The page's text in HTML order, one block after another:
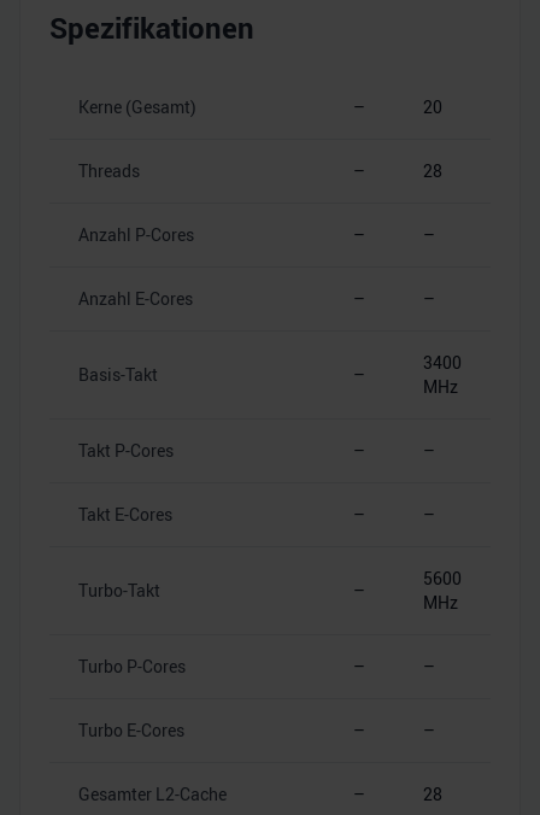
Spezifikationen
Kerne (Gesamt) – 20
Threads – 28
Anzahl P-Cores – –
Anzahl E-Cores – –
Basis-Takt –
3400
MHz
Takt P-Cores – –
Takt E-Cores – –
Turbo-Takt –
5600
MHz
Turbo P-Cores – –
Turbo E-Cores – –
Gesamter L2-Cache – 28